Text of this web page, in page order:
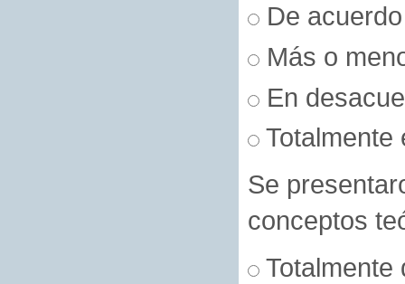
De acuerdo
Más o
En
Totalmente
Se
conceptos
Totalmente